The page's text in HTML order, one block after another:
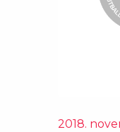
2018.